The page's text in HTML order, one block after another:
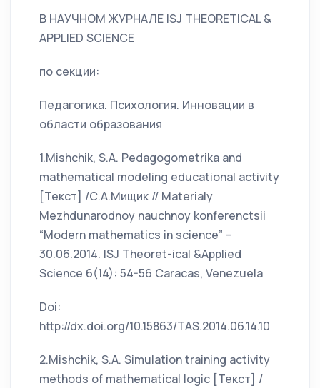
В НАУЧНОМ ЖУРНАЛЕ ISJ THEORETICAL &
APPLIED SCIENCE
по секции:
Педагогика. Психология. Инновации в
области образования
1.Mishchik, S.A. Pedagogometrika and
mathematical modeling educational activity
[Текст] /С.А.Мищик // Materialy
Mezhdunarodnoy nauchnoy konferenctsii
“Modern mathematics in science” –
30.06.2014. ISJ Theoret-ical &Applied
Science 6(14): 54-56 Caracas, Venezuela
Doi:
http://dx.doi.org/10.15863/TAS.2014.06.14.10
2.Mishchik, S.A. Simulation training activity
methods of mathematical logic [Текст] /